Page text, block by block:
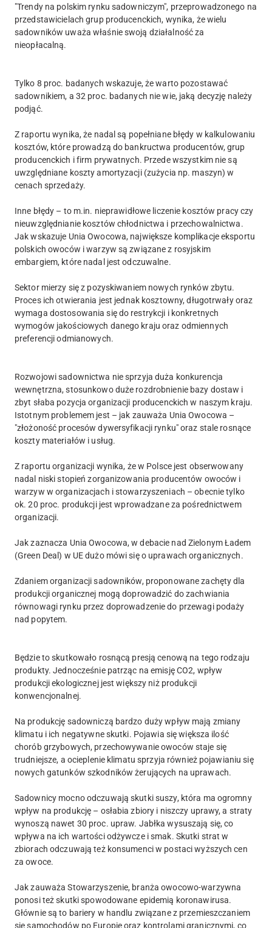
"Trendy na polskim rynku sadowniczym", przeprowadzonego na
przedstawicielach grup producenckich, wynika, że wielu
sadowników uważa właśnie swoją działalność za
nieopłacalną.
Tylko 8 proc. badanych wskazuje, że warto pozostawać
sadownikiem, a 32 proc. badanych nie wie, jaką decyzję należy
podjąć.
Z raportu wynika, że nadal są popełniane błędy w kalkulowaniu
kosztów, które prowadzą do bankructwa producentów, grup
producenckich i firm prywatnych. Przede wszystkim nie są
uwzględniane koszty amortyzacji (zużycia np. maszyn) w
cenach sprzedaży.
Inne błędy – to m.in. nieprawidłowe liczenie kosztów pracy czy
nieuwzględnianie kosztów chłodnictwa i przechowalnictwa.
Jak wskazuje Unia Owocowa, największe komplikacje eksportu
polskich owoców i warzyw są związane z rosyjskim
embargiem, które nadal jest odczuwalne.
Sektor mierzy się z pozyskiwaniem nowych rynków zbytu.
Proces ich otwierania jest jednak kosztowny, długotrwały oraz
wymaga dostosowania się do restrykcji i konkretnych
wymogów jakościowych danego kraju oraz odmiennych
preferencji odmianowych.
Rozwojowi sadownictwa nie sprzyja duża konkurencja
wewnętrzna, stosunkowo duże rozdrobnienie bazy dostaw i
zbyt słaba pozycja organizacji producenckich w naszym kraju.
Istotnym problemem jest – jak zauważa Unia Owocowa –
"złożoność procesów dywersyfikacji rynku" oraz stale rosnące
koszty materiałów i usług.
Z raportu organizacji wynika, że w Polsce jest obserwowany
nadal niski stopień zorganizowania producentów owoców i
warzyw w organizacjach i stowarzyszeniach – obecnie tylko
ok. 20 proc. produkcji jest wprowadzane za pośrednictwem
organizacji.
Jak zaznacza Unia Owocowa, w debacie nad Zielonym Ładem
(Green Deal) w UE dużo mówi się o uprawach organicznych.
Zdaniem organizacji sadowników, proponowane zachęty dla
produkcji organicznej mogą doprowadzić do zachwiania
równowagi rynku przez doprowadzenie do przewagi podaży
nad popytem.
Będzie to skutkowało rosnącą presją cenową na tego rodzaju
produkty. Jednocześnie patrząc na emisję CO2, wpływ
produkcji ekologicznej jest większy niż produkcji
konwencjonalnej.
Na produkcję sadowniczą bardzo duży wpływ mają zmiany
klimatu i ich negatywne skutki. Pojawia się większa ilość
chorób grzybowych, przechowywanie owoców staje się
trudniejsze, a ocieplenie klimatu sprzyja również pojawianiu się
nowych gatunków szkodników żerujących na uprawach.
Sadownicy mocno odczuwają skutki suszy, która ma ogromny
wpływ na produkcję – osłabia zbiory i niszczy uprawy, a straty
wynoszą nawet 30 proc. upraw. Jabłka wysuszają się, co
wpływa na ich wartości odżywcze i smak. Skutki strat w
zbiorach odczuwają też konsumenci w postaci wyższych cen
za owoce.
Jak zauważa Stowarzyszenie, branża owocowo-warzywna
ponosi też skutki spowodowane epidemią koronawirusa.
Głównie są to bariery w handlu związane z przemieszczaniem
się samochodów po Europie oraz kontrolami granicznymi, co